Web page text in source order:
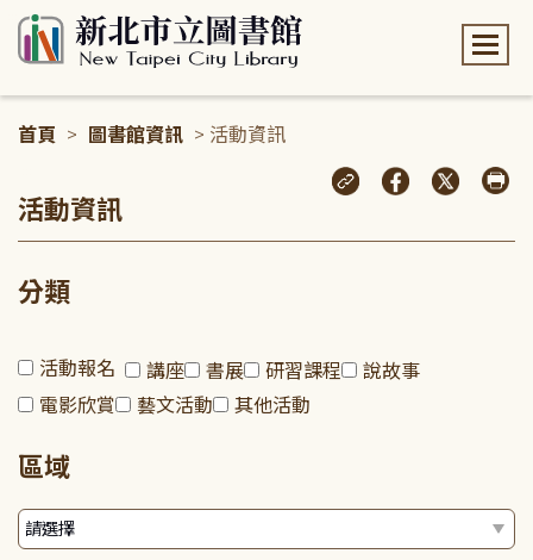
首頁 > 圖書館資訊 > 活動資訊
活動資訊
分類
活動報名 講座 書展 研習課程
說故事
電影欣賞
藝文活動 其他活動
區域